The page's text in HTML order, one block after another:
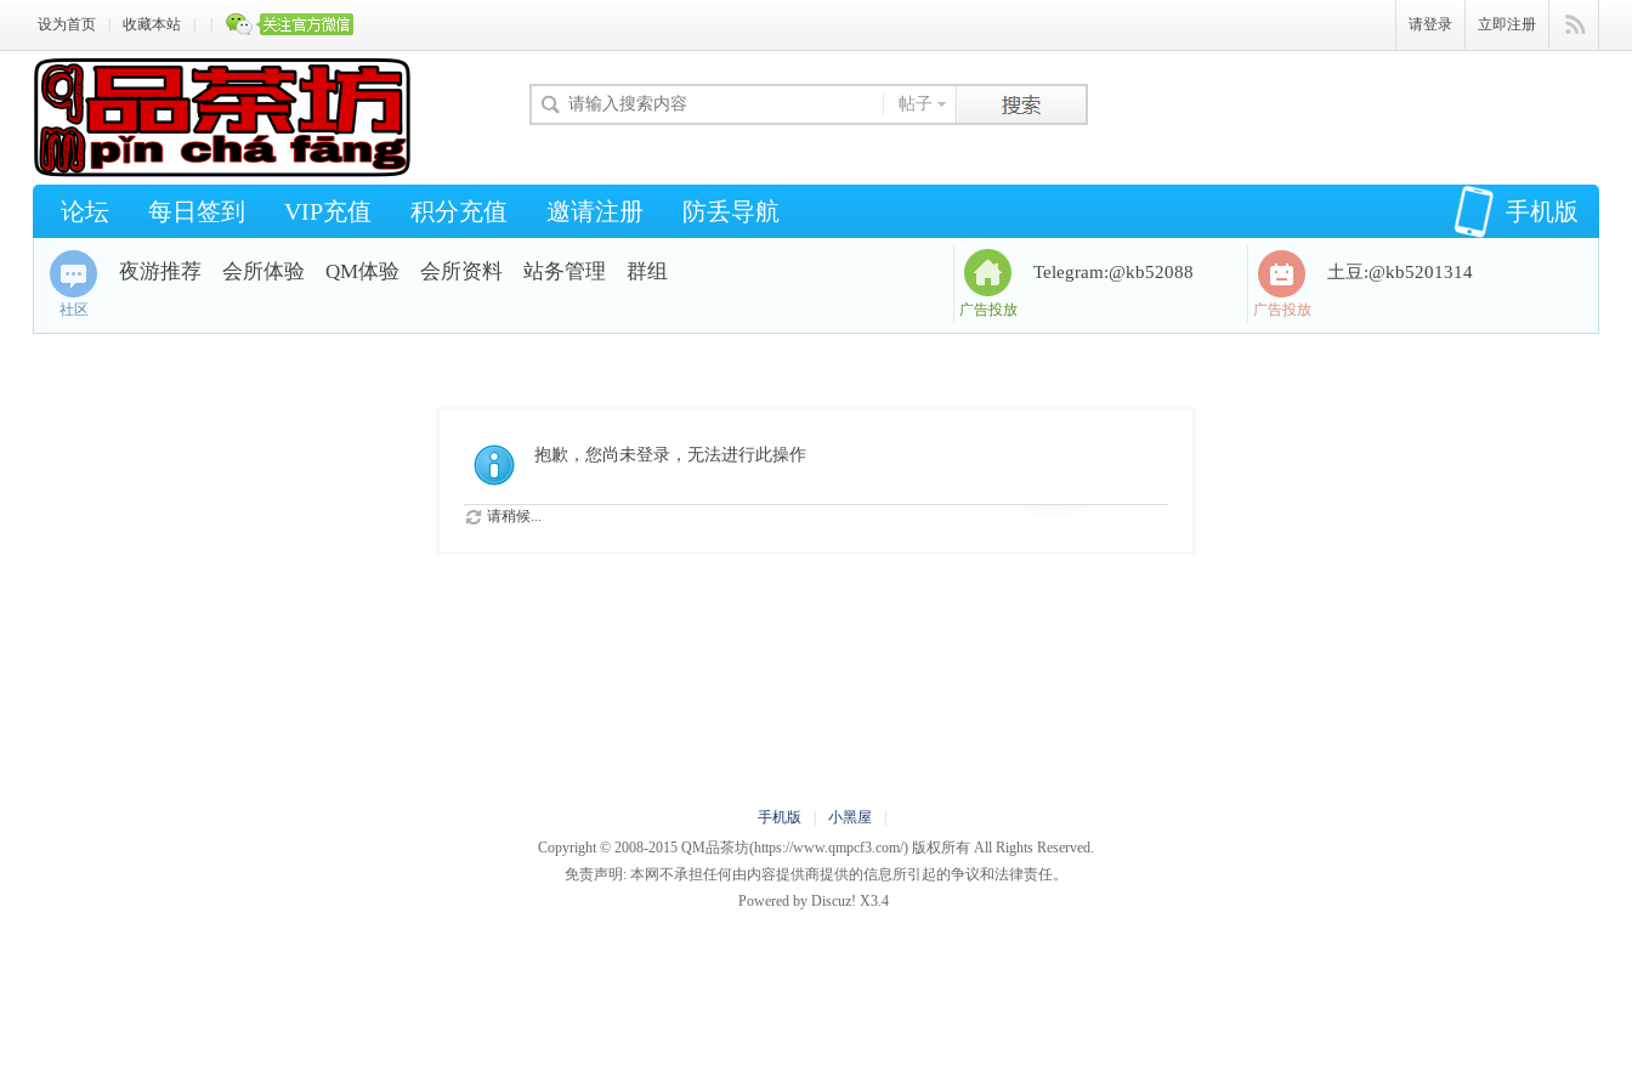
设为首页 收藏本站 请登录 立即注册
帖子
手机版
论坛 每日签到 VIP充值 积分充值 邀请注册 防丢导航
社区
夜游推荐 会所体验 QM体验 会所资料 站务管理 群组 土豆:@kb5201314
广告投放
Telegram:@kb52088
广告投放
抱歉，您尚未登录，无法进行此操作
请稍候...
手机版 小黑屋
Copyright © 2008-2015 QM品茶坊(https://www.qmpcf3.com/) 版权所有 All Rights Reserved.
免责声明: 本网不承担任何由内容提供商提供的信息所引起的争议和法律责任。
Powered byDiscuz! X3.4